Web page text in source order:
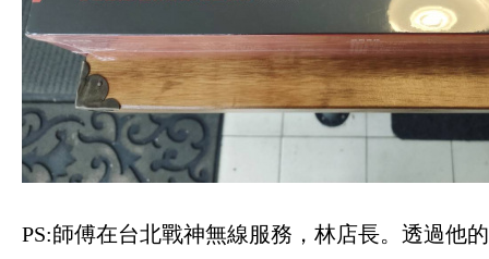
PS:師傅在台北戰神無線服務，林店長。透過他